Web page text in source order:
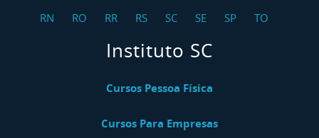
RN
RO RR RS SC SE SP TO
Instituto SC
Cursos Pessoa Física
Cursos Para Empresas